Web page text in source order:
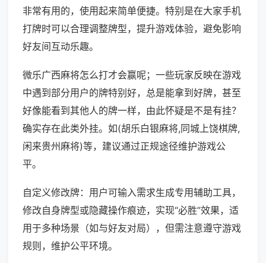
非常有用的，使用起来简单便捷。特别是在大家手机
打牌时可以合理调整牌型，提升游戏体验，避免影响
好友间互动乐趣。
微乐广西麻将怎么打才会赢呢；一些玩家反映在游戏
中遇到部分用户的牌特别好，总是能拿到好牌，甚至
好像能看到其他人的牌一样，由此怀疑是不是有挂？
确实存在此类外挂。如(胡乐白银麻将,同城上饶棋牌,
闲来贵州麻将)等，建议通过正规途径维护游戏公
平。
自定义修改牌：用户可输入需求生成专用辅助工具，
修改自身牌型或隐藏操作痕迹，实现“必胜”效果，适
用于多种场景（如与好友对局），但需注意遵守游戏
规则，维护公平环境。